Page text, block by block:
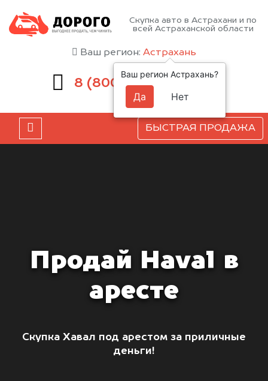
Скупка авто в Астрахани и по
всей Астраханской области
Ваш регион: Астрахань
8 (800)551-81-15
БЫСТРАЯ ПРОДАЖА
Продай Haval в
аресте
Скупка Хавал под арестом за приличные
деньги!
Ваш регион Астрахань?
Да Нет